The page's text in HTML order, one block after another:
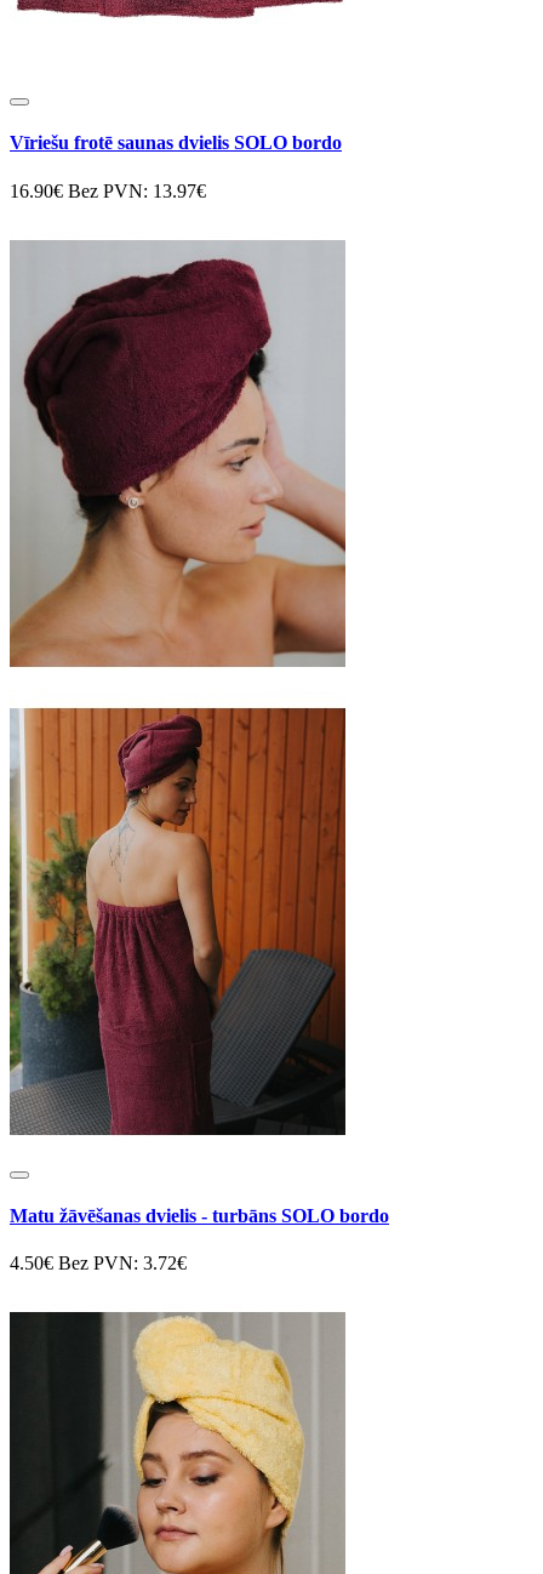
Vīriešu frotē saunas dvielis SOLO bordo
16.90€ Bez PVN: 13.97€
Matu žāvēšanas dvielis - turbāns SOLO bordo
4.50€ Bez PVN: 3.72€